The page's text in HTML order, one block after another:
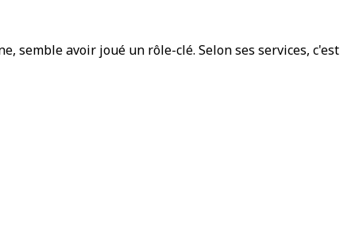
semble avoir joué un rôle-clé. Selon ses services, c'est